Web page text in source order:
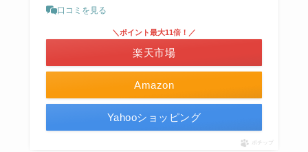
口コミを見る
Amazon
＼ポイント最大11倍！／
楽天市場
Yahooショッピング
ポチップ